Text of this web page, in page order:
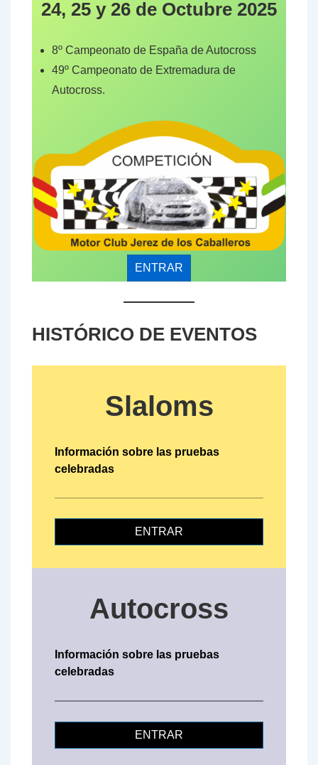
24, 25 y 26 de Octubre 2025
8º Campeonato de España de Autocross
49º Campeonato de Extremadura de
Autocross.
ENTRAR
HISTÓRICO DE EVENTOS
Slaloms
Información sobre las pruebas
celebradas
ENTRAR
Autocross
Información sobre las pruebas
celebradas
ENTRAR